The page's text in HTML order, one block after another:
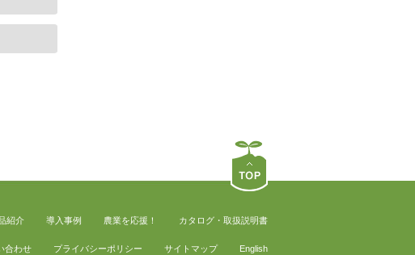
紹介 導入事例 農業を応援！ カタログ・取扱説明書
合わせ プライバシーポリシー サイトマップ English